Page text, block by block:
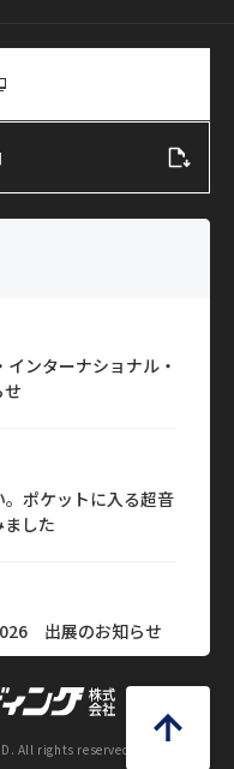
インターナショナル・
。ポケットに入る超音
した
出展のお知らせ
出展レポート｜会
All rights reserved